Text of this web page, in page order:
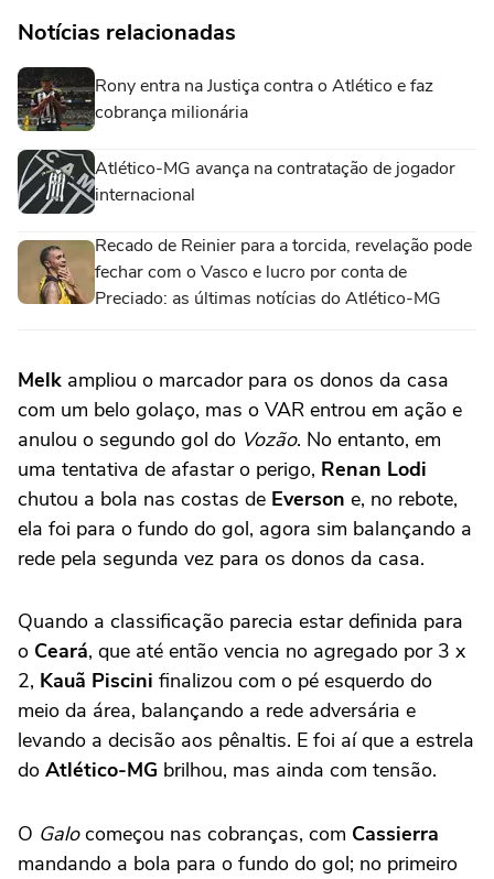
Notícias relacionadas
Rony entra na Justiça contra o Atlético e faz
cobrança milionária
Atlético-MG avança na contratação de jogador
internacional
Recado de Reinier para a torcida, revelação pode
fechar com o Vasco e lucro por conta de
Preciado: as últimas notícias do Atlético-MG
Melk ampliou o marcador para os donos da casa
com um belo golaço, mas o VAR entrou em ação e
anulou o segundo gol do Vozão. No entanto, em
uma tentativa de afastar o perigo, Renan Lodi
chutou a bola nas costas de Everson e, no rebote,
ela foi para o fundo do gol, agora sim balançando a
rede pela segunda vez para os donos da casa.
Quando a classificação parecia estar definida para
o Ceará, que até então vencia no agregado por 3 x
2, Kauã Piscini finalizou com o pé esquerdo do
meio da área, balançando a rede adversária e
levando a decisão aos pênaltis. E foi aí que a estrela
do Atlético-MG brilhou, mas ainda com tensão.
O Galocomeçou nas cobranças, com Cassierra
mandando a bola para o fundo do gol; no primeiro